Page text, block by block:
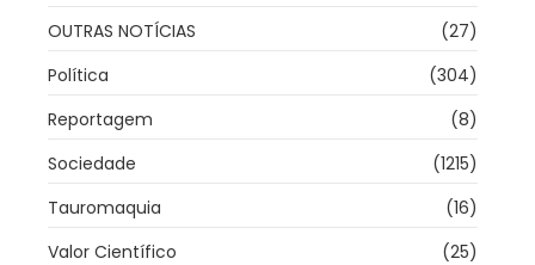
OUTRAS NOTÍCIAS
(27)
Política
(304)
Reportagem
(8)
Sociedade
(1215)
Tauromaquia
(16)
Valor Científico
(25)